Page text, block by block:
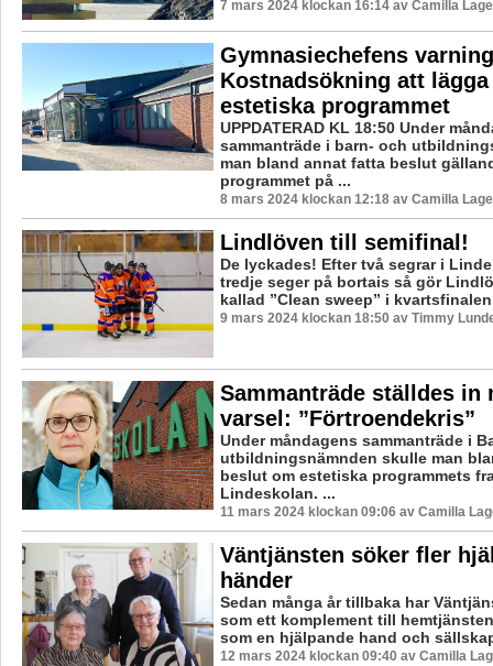
7 mars 2024 klockan 16:14 av Camilla
Gymnasiechefens
Kostnadsökning att lägga
estetiska programmet
UPPDATERAD KL 18:50 Under
sammanträde i barn- och
man bland annat fatta beslut
programmet på ...
8 mars 2024 klockan 12:18 av Camilla
Lindlöven till semifinal!
De lyckades! Efter två segrar i
tredje seger på bortais så gör
kallad ”Clean sweep” i
9 mars 2024 klockan 18:50 av Timmy
Sammanträde ställdes in
varsel: ”Förtroendekris”
Under måndagens sammanträde i
utbildningsnämnden skulle man
beslut om estetiska programmets
Lindeskolan. ...
11 mars 2024 klockan 09:06 av Camilla
Väntjänsten söker fler
händer
Sedan många år tillbaka har
som ett komplement till
som en hjälpande hand och
12 mars 2024 klockan 09:40 av Camilla